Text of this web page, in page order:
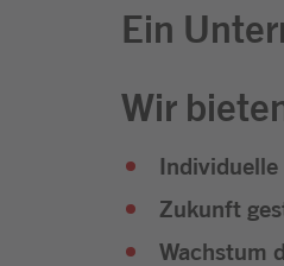
Ein
Wir
Individuelle
Zukunft
Wachstum